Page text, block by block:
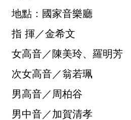
地點：國家音樂廳
指 揮／金希文
女高音／陳美玲、羅明芳
次女高音／翁若珮
男高音／周柏谷
男中音／加賀清孝